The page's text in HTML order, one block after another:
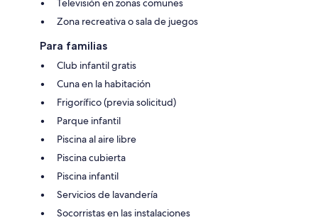
Zona recreativa o sala de juegos
Para familias
Club infantil gratis
Cuna en la habitación
Frigorífico (previa solicitud)
Parque infantil
Piscina al aire libre
Piscina cubierta
Piscina infantil
Servicios de lavandería
Socorristas en las instalaciones